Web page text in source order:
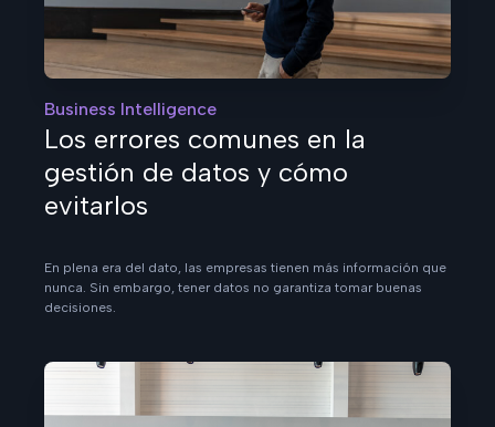
Business Intelligence
Los errores comunes en la
gestión de datos y cómo
evitarlos
En plena era del dato, las empresas tienen más información que
nunca. Sin embargo, tener datos no garantiza tomar buenas
decisiones.